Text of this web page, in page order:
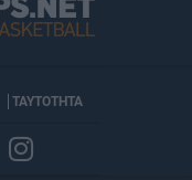
ΤΑΥΤΟΤΗΤΑ